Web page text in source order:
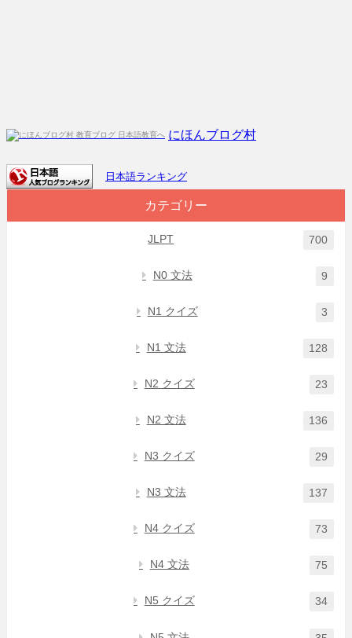
にほんブログ村
日本語ランキング
カテゴリー
JLPT 700
N0 文法 9
N1 クイズ 3
N1 文法 128
N2 クイズ 23
N2 文法 136
N3 クイズ 29
N3 文法 137
N4 クイズ 73
N4 文法 75
N5 クイズ 34